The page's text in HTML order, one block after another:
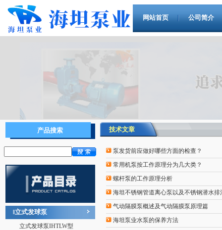
网站首页 公司简介
产品搜索
立式发球泵
立式发球泵IHTLW型
技术文章
泵发货前应做好哪些方面的检查？
常用机泵按工作原理分为几大类？
螺杆泵的工作原理分析
海坦不锈钢管道离心泵以及不锈钢潜水排
气动隔膜泵概述及气动隔膜泵原理篇
海坦泵业水泵的保养方法